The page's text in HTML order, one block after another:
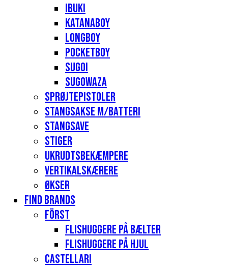
Ibuki
Katanaboy
Longboy
Pocketboy
Sugoi
Sugowaza
Sprøjtepistoler
Stangsakse m/batteri
Stangsave
Stiger
Ukrudtsbekæmpere
Vertikalskærere
Økser
Find Brands
Först
Flishuggere på bælter
Flishuggere på hjul
Castellari